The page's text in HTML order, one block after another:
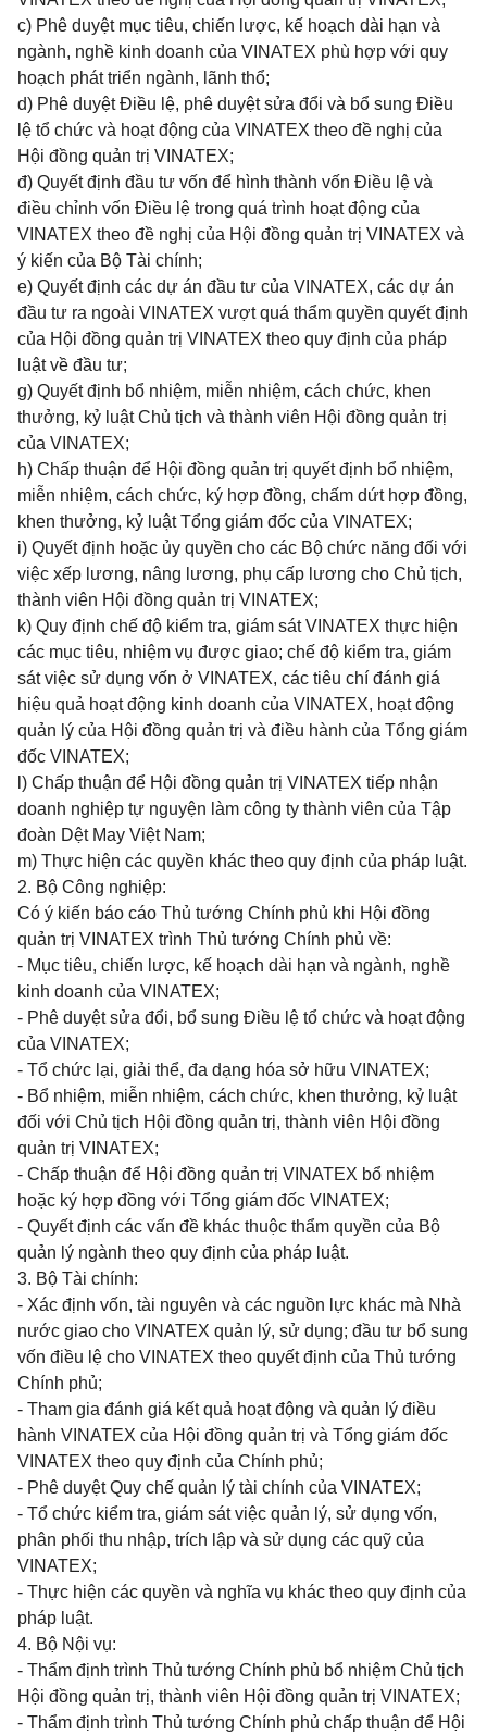
c) Phê duyệt mục tiêu, chiến lược, kế hoạch dài hạn và
ngành, nghề kinh doanh của VINATEX phù hợp với quy
hoạch phát triển ngành, lãnh thổ;
d) Phê duyệt Điều lệ, phê duyệt sửa đổi và bổ sung Điều
lệ tổ chức và hoạt động của VINATEX theo đề nghị của
Hội đồng quản trị VINATEX;
đ) Quyết định đầu tư vốn để hình thành vốn Điều lệ và
điều chỉnh vốn Điều lệ trong quá trình hoạt động của
VINATEX theo đề nghị của Hội đồng quản trị VINATEX và
ý kiến của Bộ Tài chính;
e) Quyết định các dự án đầu tư của VINATEX, các dự án
đầu tư ra ngoài VINATEX vượt quá thẩm quyền quyết định
của Hội đồng quản trị VINATEX theo quy định của pháp
luật về đầu tư;
g) Quyết định bổ nhiệm, miễn nhiệm, cách chức, khen
thưởng, kỷ luật Chủ tịch và thành viên Hội đồng quản trị
của VINATEX;
h) Chấp thuận để Hội đồng quản trị quyết định bổ nhiệm,
miễn nhiệm, cách chức, ký hợp đồng, chấm dứt hợp đồng,
khen thưởng, kỷ luật Tổng giám đốc của VINATEX;
i) Quyết định hoặc ủy quyền cho các Bộ chức năng đối với
việc xếp lương, nâng lương, phụ cấp lương cho Chủ tịch,
thành viên Hội đồng quản trị VINATEX;
k) Quy định chế độ kiểm tra, giám sát VINATEX thực hiện
các mục tiêu, nhiệm vụ được giao; chế độ kiểm tra, giám
sát việc sử dụng vốn ở VINATEX, các tiêu chí đánh giá
hiệu quả hoạt động kinh doanh của VINATEX, hoạt động
quản lý của Hội đồng quản trị và điều hành của Tổng giám
đốc VINATEX;
l) Chấp thuận để Hội đồng quản trị VINATEX tiếp nhận
doanh nghiệp tự nguyện làm công ty thành viên của Tập
đoàn Dệt May Việt Nam;
m) Thực hiện các quyền khác theo quy định của pháp luật.
2. Bộ Công nghiệp:
Có ý kiến báo cáo Thủ tướng Chính phủ khi Hội đồng
quản trị VINATEX trình Thủ tướng Chính phủ về:
- Mục tiêu, chiến lược, kế hoạch dài hạn và ngành, nghề
kinh doanh của VINATEX;
- Phê duyệt sửa đổi, bổ sung Điều lệ tổ chức và hoạt động
của VINATEX;
- Tổ chức lại, giải thể, đa dạng hóa sở hữu VINATEX;
- Bổ nhiệm, miễn nhiệm, cách chức, khen thưởng, kỷ luật
đối với Chủ tịch Hội đồng quản trị, thành viên Hội đồng
quản trị VINATEX;
- Chấp thuận để Hội đồng quản trị VINATEX bổ nhiệm
hoặc ký hợp đồng với Tổng giám đốc VINATEX;
- Quyết định các vấn đề khác thuộc thẩm quyền của Bộ
quản lý ngành theo quy định của pháp luật.
3. Bộ Tài chính:
- Xác định vốn, tài nguyên và các nguồn lực khác mà Nhà
nước giao cho VINATEX quản lý, sử dụng; đầu tư bổ sung
vốn điều lệ cho VINATEX theo quyết định của Thủ tướng
Chính phủ;
- Tham gia đánh giá kết quả hoạt động và quản lý điều
hành VINATEX của Hội đồng quản trị và Tổng giám đốc
VINATEX theo quy định của Chính phủ;
- Phê duyệt Quy chế quản lý tài chính của VINATEX;
- Tổ chức kiểm tra, giám sát việc quản lý, sử dụng vốn,
phân phối thu nhập, trích lập và sử dụng các quỹ của
VINATEX;
- Thực hiện các quyền và nghĩa vụ khác theo quy định của
pháp luật.
4. Bộ Nội vụ:
- Thẩm định trình Thủ tướng Chính phủ bổ nhiệm Chủ tịch
Hội đồng quản trị, thành viên Hội đồng quản trị VINATEX;
- Thẩm định trình Thủ tướng Chính phủ chấp thuận để Hội